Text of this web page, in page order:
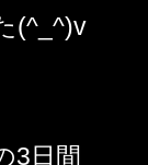
(^_^)v
3日間